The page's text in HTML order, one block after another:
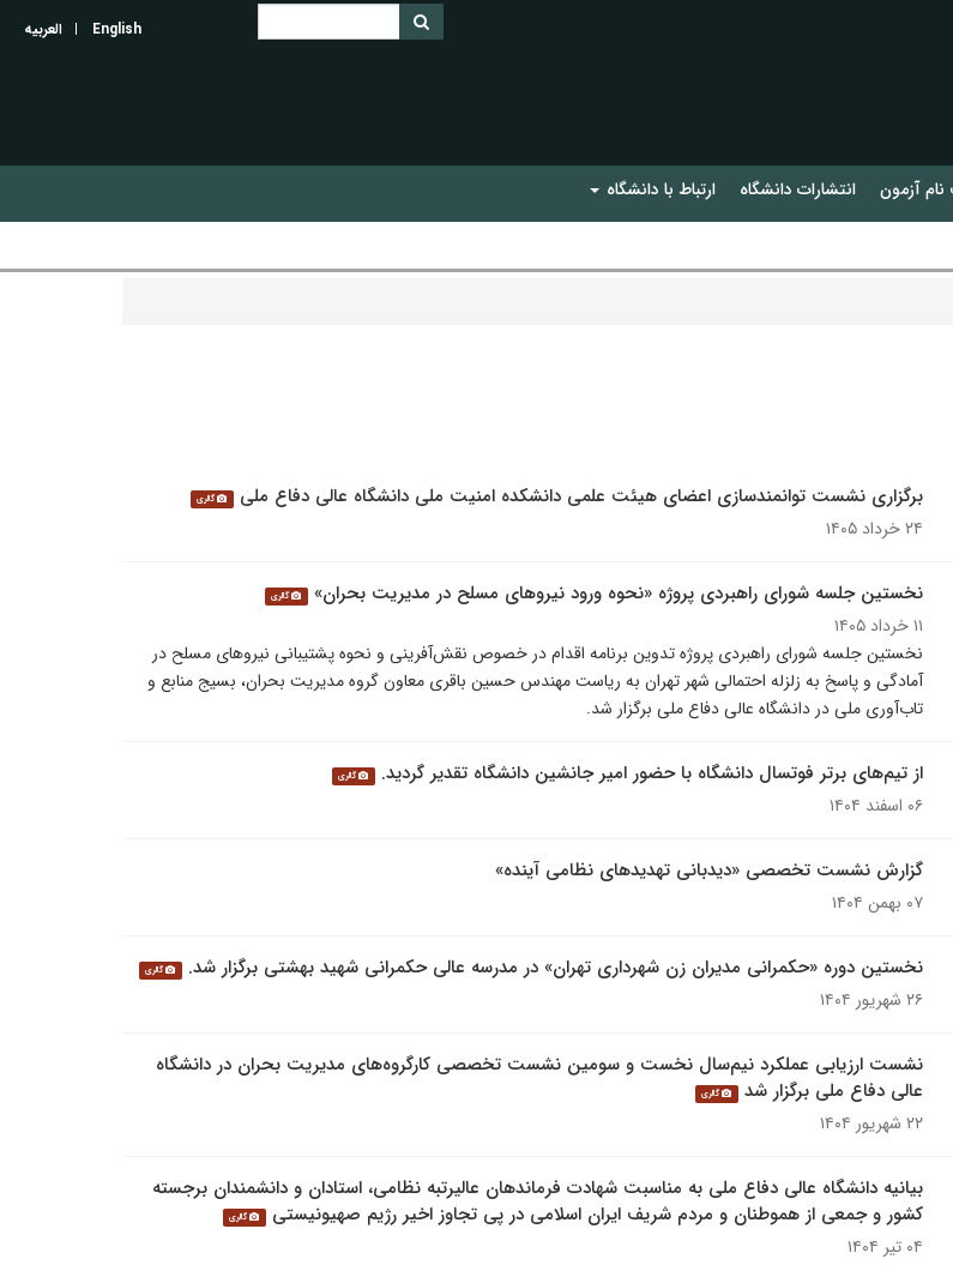
English العربیه
آزمون انتشارات دانشگاه ارتباط با دانشگاه
برگزاری نشست توانمندسازی اعضای هیئت علمی دانشکده امنیت ملی دانشگاه عالی دفاع ملی گالری
۲۴ خرداد ۱۴۰۵
نخستین جلسه شورای راهبردی پروژه «نحوه ورود نیروهای مسلح در مدیریت بحران» گالری
۱۱ خرداد ۱۴۰۵
نخستین جلسه شورای راهبردی پروژه تدوین برنامه اقدام در خصوص نقش‌آفرینی و نحوه پشتیبانی نیروهای مسلح در
آمادگی و پاسخ به زلزله احتمالی شهر تهران به ریاست مهندس حسین باقری معاون گروه مدیریت بحران، بسیج منابع و
تاب‌آوری ملی در دانشگاه عالی دفاع ملی برگزار شد.
از تیم‌های برتر فوتسال دانشگاه با حضور امیر جانشین دانشگاه تقدیر گردید. گالری
۰۶ اسفند ۱۴۰۴
گزارش نشست تخصصی «دیدبانی تهدیدهای نظامی آینده»
۰۷ بهمن ۱۴۰۴
نخستین دوره «حکمرانی مدیران زن شهرداری تهران» در مدرسه عالی حکمرانی شهید بهشتی برگزار شد. گالری
۲۶ شهریور ۱۴۰۴
نشست ارزیابی عملکرد نیم‌سال نخست و سومین نشست تخصصی کارگروه‌های مدیریت بحران در دانشگاه
عالی دفاع ملی برگزار شد
گالری
۲۲ شهریور ۱۴۰۴
بیانیه دانشگاه عالی دفاع ملی به مناسبت شهادت فرماندهان عالیرتبه نظامی، استادان و دانشمندان برجسته
کشور و جمعی از هموطنان و مردم شریف ایران اسلامی در پی تجاوز اخیر رژیم صهیونیستی
گالری
۰۴ تیر ۱۴۰۴